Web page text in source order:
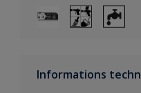
Informations